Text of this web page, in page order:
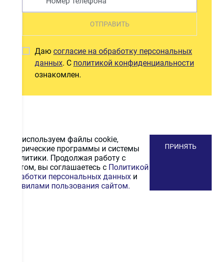
ОТПРАВИТЬ
Даю согласие на обработку персональных
данных. С политикой конфиденциальности
ознакомлен.
Мы используем файлы cookie,
метрические программы и системы
аналитики. Продолжая работу с
сайтом, вы соглашаетесь с Политикой
обработки персональных данных и
Правилами пользования сайтом.
ПРИНЯТЬ
ПОДПИСАТЬСЯ